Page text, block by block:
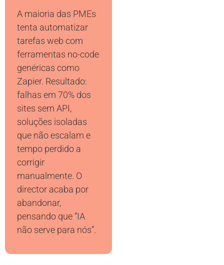
A maioria das PMEs
tenta automatizar
tarefas web com
ferramentas no-code
genéricas como
Zapier. Resultado:
falhas em 70% dos
sites sem API,
soluções isoladas
que não escalam e
tempo perdido a
corrigir
manualmente. O
director acaba por
abandonar,
pensando que “IA
não serve para nós”.